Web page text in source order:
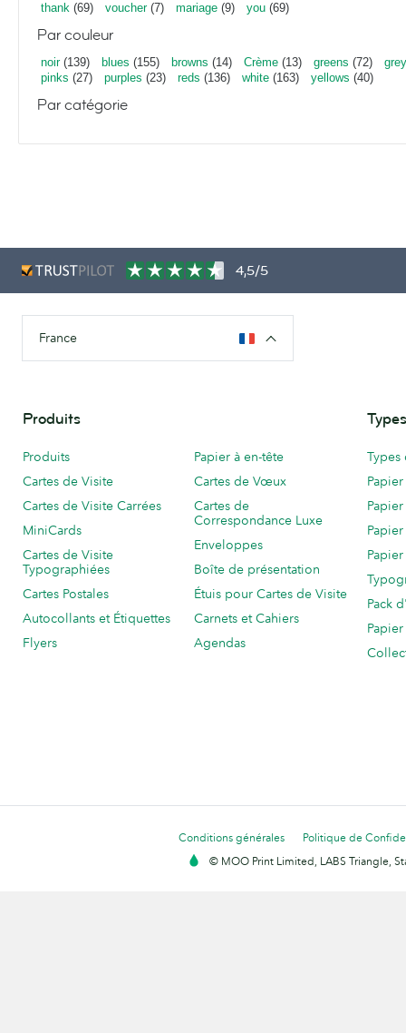
thank (69) voucher(7) mariage (9) you (69)
Par couleur
noir(139) blues (155) browns (14) Crème (13) greens (72)
pinks (27) purples (23) reds (136) white (163) yellows (40)
Par catégorie
4,5/5
France
Produits
Produits
Cartes de Visite
Cartes de Visite Carrées
MiniCards
Cartes de Visite
Typographiées
Cartes Postales
Autocollants et Étiquettes
Flyers
Papier à en-tête
Cartes de Vœux
Cartes de
Correspondance Luxe
Enveloppes
Boîte de présentation
Étuis pour Cartes de Visite
Carnets et Cahiers
Agendas
Pack
Conditions générales
Politique de
© MOO Print Limited, LABS Triangle,